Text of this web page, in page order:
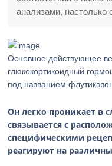
анализами, настолько
Основное действующее
глюкокортикоидный
под названием
Он легко проникает в
связывается с
специфическими
реагируют на